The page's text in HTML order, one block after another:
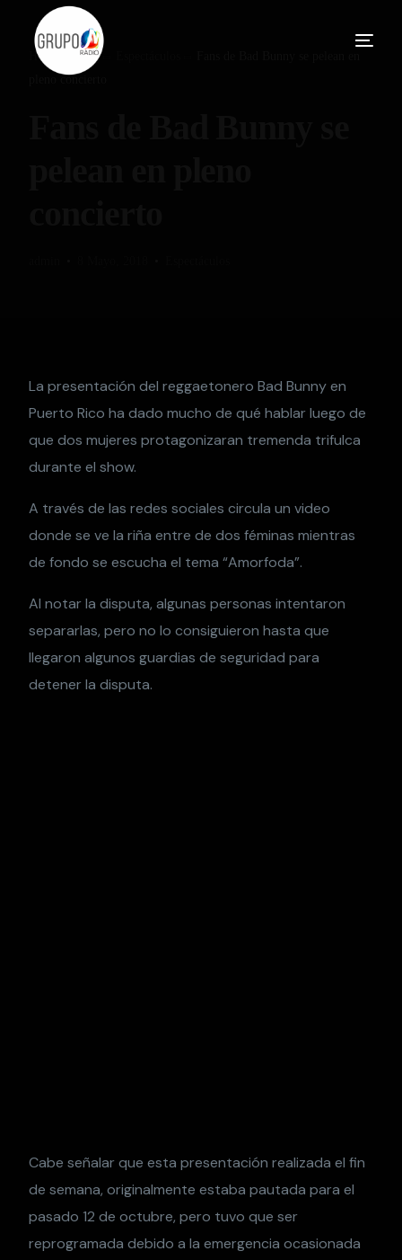
Home Blog
pleno concierto
La presentación del reggaetonero Bad Bunny en
Puerto Rico ha dado mucho de qué hablar luego de
que dos mujeres protagonizaran tremenda trifulca
durante el show.
A través de las redes sociales circula un video
donde se ve la riña entre de dos féminas mientras
de fondo se escucha el tema “Amorfoda”.
Al notar la disputa, algunas personas intentaron
separarlas, pero no lo consiguieron hasta que
llegaron algunos guardias de seguridad para
detener la disputa.
Cabe señalar que esta presentación realizada el fin
de semana, originalmente estaba pautada para el
pasado 12 de octubre, pero tuvo que ser
reprogramada debido a la emergencia ocasionada